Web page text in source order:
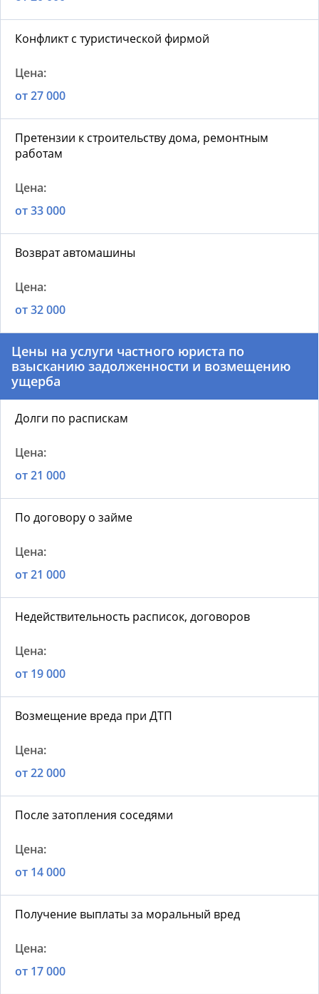
Конфликт с туристической фирмой
от 27 000
Претензии к строительству дома, ремонтным
работам
от 33 000
Возврат автомашины
от 32 000
Цены на услуги частного юриста по
взысканию задолженности и возмещению
ущерба
Долги по распискам
от 21 000
По договору о займе
от 21 000
Недействительность расписок, договоров
от 19 000
Возмещение вреда при ДТП
от 22 000
После затопления соседями
от 14 000
Получение выплаты за моральный вред
от 17 000